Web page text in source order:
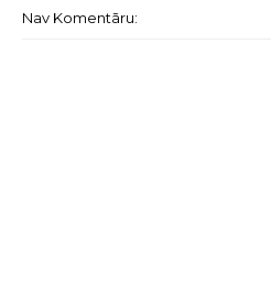
Nav Komentāru: